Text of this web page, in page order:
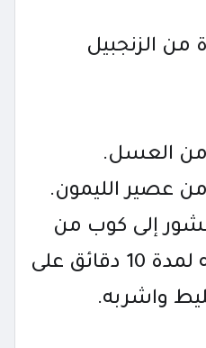
من الزنجبيل
إلى كوب من
الماء المغلي واتركه لمدة 10 دقائق على
واشربه.